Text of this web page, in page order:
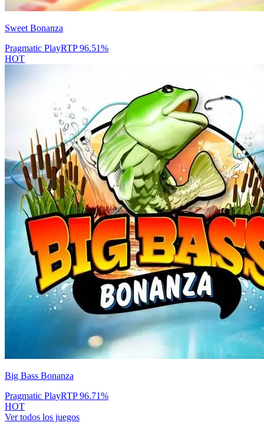
Sweet Bonanza
Pragmatic PlayRTP96.51%
HOT
Big Bass Bonanza
Pragmatic PlayRTP96.71%
HOT
Ver todos los juegos